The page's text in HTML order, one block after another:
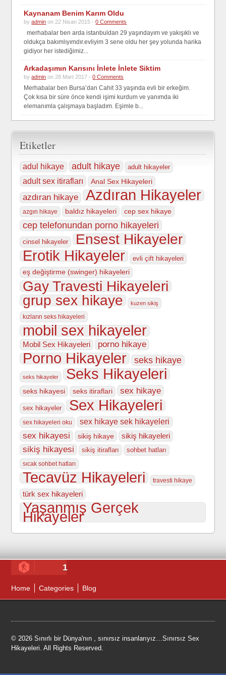
Kaynanam Benim Karım Oldu
byadmin on 22 Nisan 2015 -0 Comments
merhabalar ben arda istanbuldan 29 yaşındayım ve yakışıklı ve
oldukça bakımlıyımdır.evliyim 3 sene oldu her şey yolunda harika
gidiyor her istediğimiz...
Arkadaşımın Karısını İnlete İnlete Siktim
byadmin on 28 Mart 2017 -0 Comments
Merhabalar ben Bursa’dan Cahit 33 yaşında evli bir erkeğim.
Çok kısa bir süre önce kendi işimi kurdum ve yanımda iki
elemanımla çalışmaya başladım. Eşimle b...
Etiketler
adul hikaye adult hikaye adult hikayeler
adult sex itirafları Anal Sex Hikayeleri
azdıran hikaye Azdıran Hikayeler
azgın hikaye baldız hikayeleri cep sex hikaye
cep telefonundan porno hikayeleri
cinsel hikayeler
Ensest Hikayeler
Erotik Hikayeler
evli çift hikayeleri
eş değiştirme (swinger) hikayeleri
Gay Travesti Hikayeleri
grup sex hikaye
kuzen sikiş
kızların seks hikayeleri
mobil sex hikayeler
Mobil Sex Hikayeleri porno hikaye
Porno Hikayeler seks hikaye
seks hikayeler Seks Hikayeleri
seks hikayesi seks itiraflari sex hikaye
sex hikayeler Sex Hikayeleri
sex hikayeleri oku sex hikaye sek hikayeleri
sex hikayesi sikiş hikaye sikiş hikayeleri
sikiş hikayesi sikiş itirafları sohbet hatları
sıcak sohbet hatları
Tecavüz Hikayeleri travesti hikaye
türk sex hikayeleri
Yaşanmış Gerçek
Hikayeler
1
Home Categories Blog
© 2026 Sınırlı bir Dünya'nın , sınırsız insanlarıyız…Sınırsız Sex
Hikayeleri. All Rights Reserved.